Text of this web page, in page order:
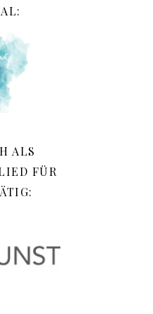
ALS
FÜR